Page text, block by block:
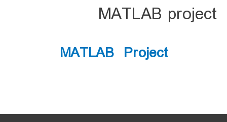
MATLAB project
MATLAB Project